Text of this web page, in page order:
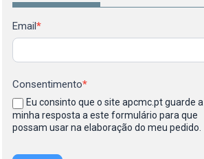
Newsletter
Email *
Consentimento*
Eu consinto que o site apcmc.pt guarde a
minha resposta a este formulário para que
possam usar na elaboração do meu pedido.